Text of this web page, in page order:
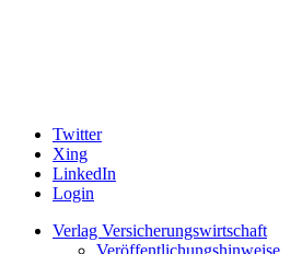
Twitter
Xing
LinkedIn
Login
Verlag Versicherungswirtschaft
Veröffentlichungshinweise